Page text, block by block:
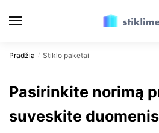
Pradžia / Stiklo paketai
Pasirinkite norimą
suveskite